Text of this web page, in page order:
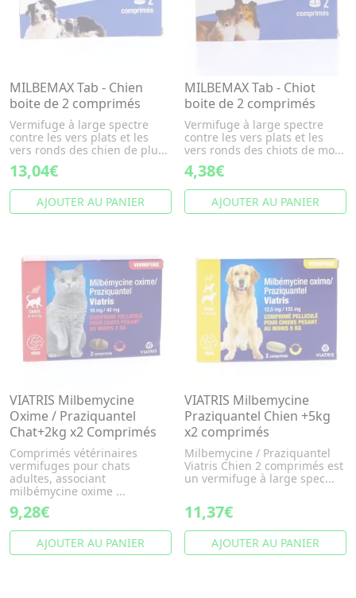
MILBEMAX Tab - Chien
boite de 2 comprimés
Vermifuge à large spectre
contre les vers plats et les
vers ronds des chien de plu...
13,04€
AJOUTER AU PANIER
MILBEMAX Tab - Chiot
boite de 2 comprimés
Vermifuge à large spectre
contre les vers plats et les
vers ronds des chiots de mo...
4,38€
AJOUTER AU PANIER
VIATRIS Milbemycine
Oxime / Praziquantel
Chat+2kg x2 Comprimés
Comprimés vétérinaires
vermifuges pour chats
adultes, associant
milbémycine oxime ...
9,28€
AJOUTER AU PANIER
VIATRIS Milbemycine
Praziquantel Chien +5kg
x2 comprimés
Milbemycine / Praziquantel
Viatris Chien 2 comprimés est
un vermifuge à large spec...
11,37€
AJOUTER AU PANIER